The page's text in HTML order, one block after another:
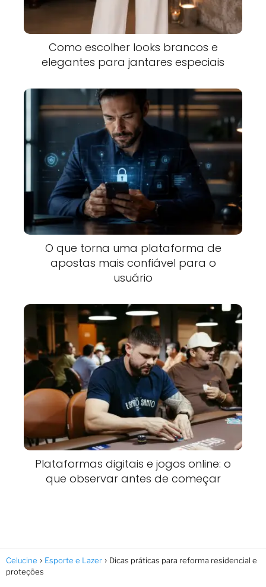
Como escolher looks brancos e
elegantes para jantares especiais
O que torna uma plataforma de
apostas mais confiável para o
usuário
Plataformas digitais e jogos online: o
que observar antes de começar
Celucine Esporte e Lazer
Dicas práticas para reforma residencial e
proteções